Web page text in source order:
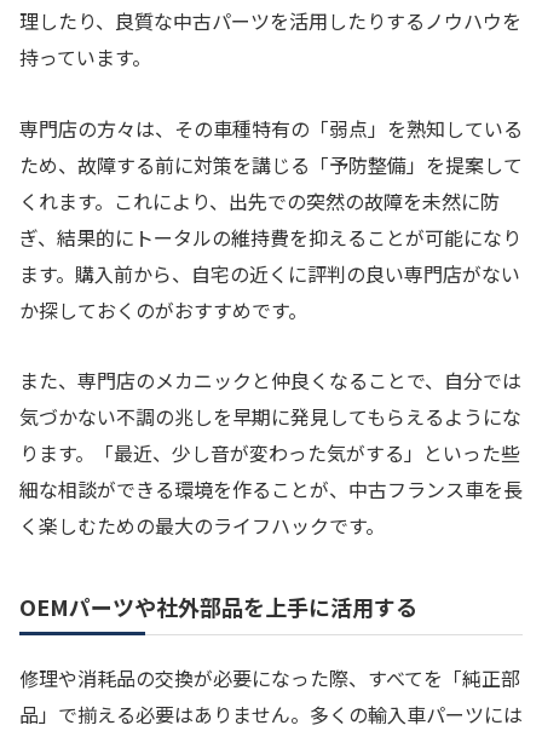
理したり、良質な中古パーツを活用したりするノウハウを
持っています。
専門店の方々は、その車種特有の「弱点」を熟知している
ため、故障する前に対策を講じる「予防整備」を提案して
くれます。これにより、出先での突然の故障を未然に防
ぎ、結果的にトータルの維持費を抑えることが可能になり
ます。購入前から、自宅の近くに評判の良い専門店がない
か探しておくのがおすすめです。
また、専門店のメカニックと仲良くなることで、自分では
気づかない不調の兆しを早期に発見してもらえるようにな
ります。「最近、少し音が変わった気がする」といった些
細な相談ができる環境を作ることが、中古フランス車を長
く楽しむための最大のライフハックです。
OEMパーツや社外部品を上手に活用する
修理や消耗品の交換が必要になった際、すべてを「純正部
品」で揃える必要はありません。多くの輸入車パーツには